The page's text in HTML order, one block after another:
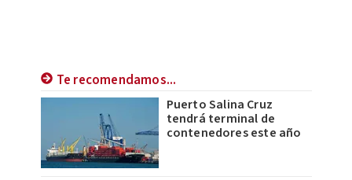
Te recomendamos...
Puerto Salina Cruz
tendrá terminal de
contenedores este año